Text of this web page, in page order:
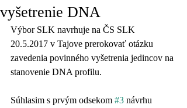
vyšetrenie DNA
Výbor SLK navrhuje na ČS SLK
20.5.2017 v Tajove prerokovať otázku
zavedenia povinného vyšetrenia jedincov na
stanovenie DNA profilu.
Súhlasim s prvým odsekom #3 návrhu